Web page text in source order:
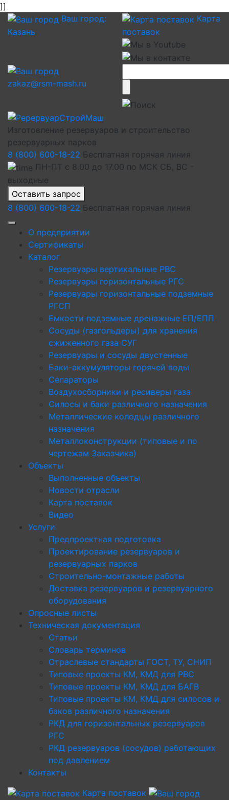
]]
Ваш город:
Казань
Карта
поставок
zakaz@rsm-mash.ru
Изготовление резервуаров и строительство
резервуарных парков
8 (800) 600-18-22 Бесплатная горячая линия
ПН-ПТ с 8.00 до 17.00 по МСК СБ, ВС -
выходные
Оставить запрос
8 (800) 600-18-22 Бесплатная горячая линия
О предприятии
Сертификаты
Каталог
Резервуары вертикальные РВС
Резервуары горизонтальные РГС
Резервуары горизонтальные подземные
РГСП
Емкости подземные дренажные ЕП/ЕПП
Сосуды (газгольдеры) для хранения
сжиженного газа СУГ
Резервуары и сосуды двустенные
Баки-аккумуляторы горячей воды
Сепараторы
Воздухосборники и ресиверы газа
Силосы и баки различного назначения
Металлические колодцы различного
назначения
Металлоконструкции (типовые и по
чертежам Заказчика)
Объекты
Выполненные объекты
Новости отрасли
Карта поставок
Видео
Услуги
Предпроектная подготовка
Проектирование резервуаров и
резервуарных парков
Строительно-монтажные работы
Доставка резервуаров и резервуарного
оборудования
Опросные листы
Техническая документация
Статьи
Словарь терминов
Отраслевые стандарты ГОСТ, ТУ, СНИП
Типовые проекты КМ, КМД для РВС
Типовые проекты КМ, КМД для БАГВ
Типовые проекты КМ, КМД для силосов и
баков различного назначения
РКД для горизонтальных резервуаров
РГС
РКД резервуаров (сосудов) работающих
под давлением
Контакты
Карта поставок